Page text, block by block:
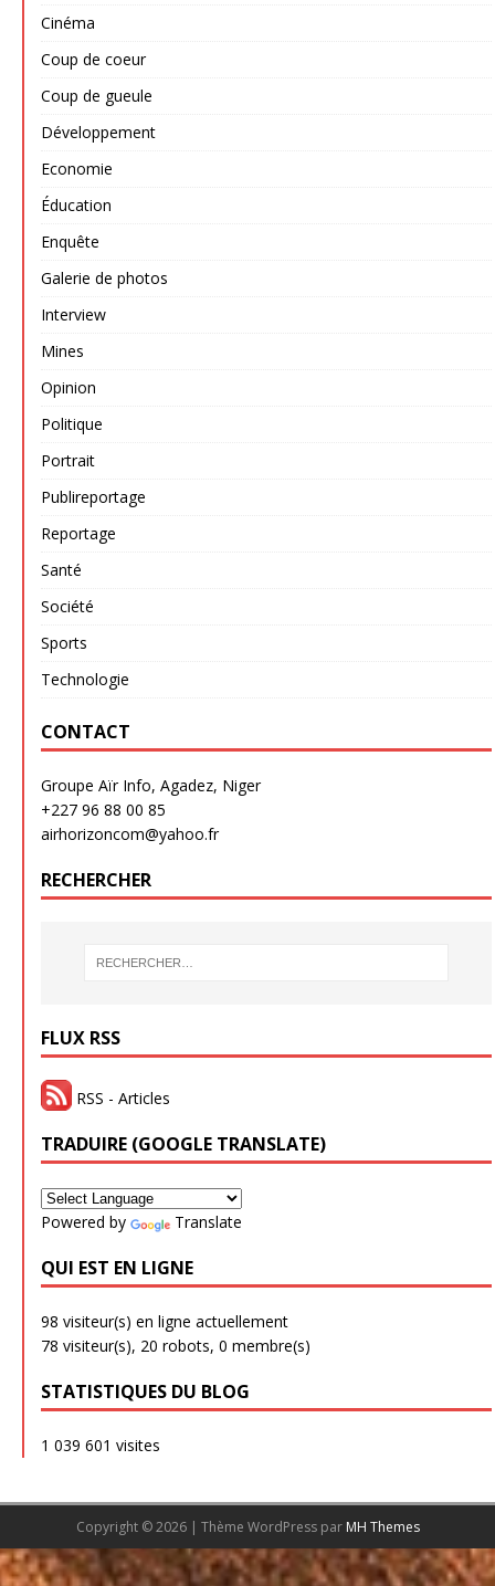
Cinéma
Coup de coeur
Coup de gueule
Développement
Economie
Éducation
Enquête
Galerie de photos
Interview
Mines
Opinion
Politique
Portrait
Publireportage
Reportage
Santé
Société
Sports
Technologie
CONTACT
Groupe Aïr Info, Agadez, Niger
+227 96 88 00 85
airhorizoncom@yahoo.fr
RECHERCHER
FLUX RSS
RSS - Articles
TRADUIRE (GOOGLE TRANSLATE)
Powered by Translate
QUI EST EN LIGNE
98 visiteur(s) en ligne actuellement
78 visiteur(s), 20 robots, 0 membre(s)
STATISTIQUES DU BLOG
1 039 601 visites
Copyright © 2026 | Thème WordPress par MH Themes